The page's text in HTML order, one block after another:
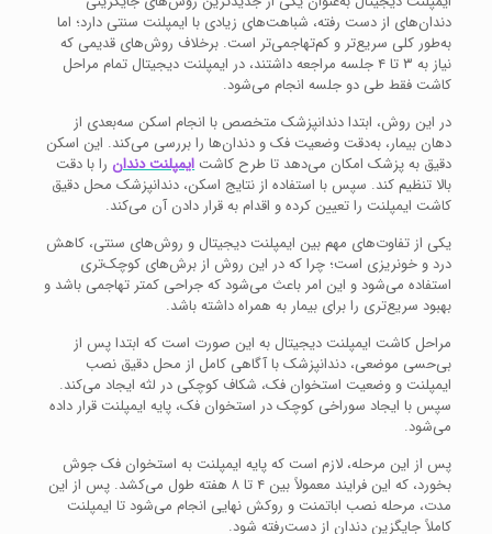
دندان‌های از دست رفته، شباهت‌های زیادی با ایمپلنت سنتی دارد؛ اما
به‌طور کلی سریع‌تر و کم‌تهاجمی‌تر است. برخلاف روش‌های قدیمی که
نیاز به ۳ تا ۴ جلسه مراجعه داشتند، در ایمپلنت دیجیتال تمام مراحل
کاشت فقط طی دو جلسه انجام می‌شود.
در این روش، ابتدا دندانپزشک متخصص با انجام اسکن سه‌بعدی از
دهان بیمار، به‌دقت وضعیت فک و دندان‌ها را بررسی می‌کند. این اسکن
دقیق به پزشک امکان می‌دهد تا طرح کاشتایمپلنت دندان را با دقت
بالا تنظیم کند. سپس با استفاده از نتایج اسکن، دندانپزشک محل دقیق
کاشت ایمپلنت را تعیین کرده و اقدام به قرار دادن آن می‌کند.
یکی از تفاوت‌های مهم بین ایمپلنت دیجیتال و روش‌های سنتی، کاهش
درد و خونریزی است؛ چرا که در این روش از برش‌های کوچک‌تری
استفاده می‌شود و این امر باعث می‌شود که جراحی کمتر تهاجمی باشد و
بهبود سریع‌تری را برای بیمار به همراه داشته باشد.
مراحل کاشت ایمپلنت دیجیتال به این صورت است که ابتدا پس از
بی‌حسی موضعی، دندانپزشک با آگاهی کامل از محل دقیق نصب
ایمپلنت و وضعیت استخوان فک، شکاف کوچکی در لثه ایجاد می‌کند.
سپس با ایجاد سوراخی کوچک در استخوان فک، پایه ایمپلنت قرار داده
می‌شود.
پس از این مرحله، لازم است که پایه ایمپلنت به استخوان فک جوش
بخورد، که این فرایند معمولاً بین ۴ تا ۸ هفته طول می‌کشد. پس از این
مدت، مرحله نصب اباتمنت و روکش نهایی انجام می‌شود تا ایمپلنت
کاملاً جایگزین دندان از دست‌رفته شود.